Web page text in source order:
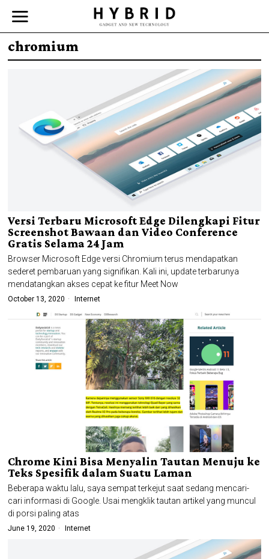
chromium
Versi Terbaru Microsoft Edge Dilengkapi Fitur
Screenshot Bawaan dan Video Conference
Gratis Selama 24 Jam
Browser Microsoft Edge versi Chromium terus mendapatkan
sederet pembaruan yang signifikan. Kali ini, update terbarunya
mendatangkan akses cepat ke fitur Meet Now
October 13, 2020 Internet
Chrome Kini Bisa Menyalin Tautan Menuju ke
Teks Spesifik dalam Suatu Laman
Beberapa waktu lalu, saya sempat terkejut saat sedang mencari-
cari informasi di Google. Usai mengklik tautan artikel yang muncul
di porsi paling atas
June 19, 2020 Internet